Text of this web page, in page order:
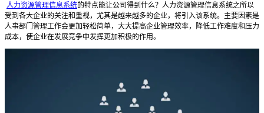
人力资源管理信息系统的特点能让公司得到什么？人力资源管理信息系统之所以
受到各大企业的关注和重视，尤其是越来越多的企业，将引入该系统。主要因素是
人事部门管理工作会更加轻松简单，大大提高企业管理效率，降低工作难度和压力
成本，使企业在发展竞争中发挥更加积极的作用。